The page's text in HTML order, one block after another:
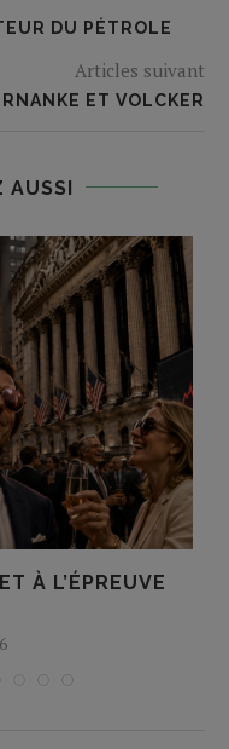
DU PÉTROLE
Articles suivant
ET VOLCKER
AUSSI
À L’ÉPREUVE